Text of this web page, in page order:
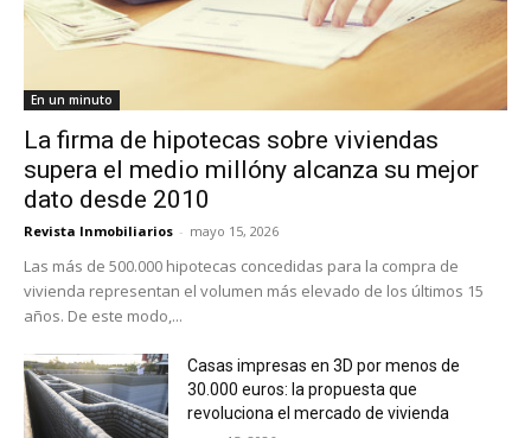
En un minuto
La firma de hipotecas sobre viviendas
supera el medio millóny alcanza su mejor
dato desde 2010
Revista Inmobiliarios - mayo 15, 2026
Las más de 500.000 hipotecas concedidas para la compra de
vivienda representan el volumen más elevado de los últimos 15
años. De este modo,...
Casas impresas en 3D por menos de
30.000 euros: la propuesta que
revoluciona el mercado de vivienda